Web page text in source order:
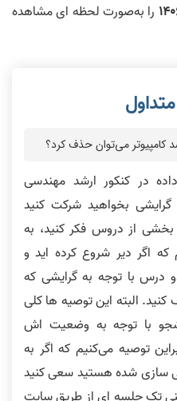
را به‌صورت لحظه ای مشاهده
کامپیوتر می‌توان حذف کرد؟
در کنکور ارشد مهندسی
گرایشی بخواهید شرکت کنید
بخشی از دروس فکر کنید، به
اگر دیر شروع کرده اید و
درس با توجه به گرایشی که
البته این توصیه ها کلی
با توجه به وضعیت اش
توصیه می‌کنیم که اگر به
سازی شده هستید سعی کنید
تک جلسه ای از طریق سایت